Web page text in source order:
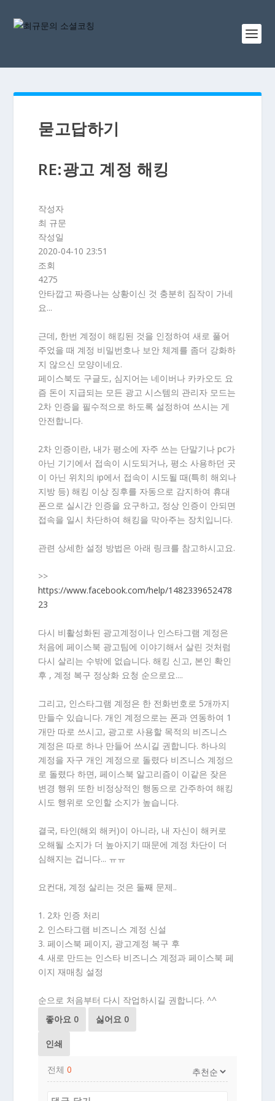
묻고답하기
RE:광고 계정 해킹
작성자
최 규문
작성일
2020-04-10 23:51
조회
4275
안타깝고 짜증나는 상황이신 것 충분히 짐작이 가네
요...
근데, 한번 계정이 해킹된 것을 인정하여 새로 풀어
주었을 때 계정 비밀번호나 보안 체계를 좀더 강화하
지 않으신 모양이네요.
페이스북도 구글도, 심지어는 네이버나 카카오도 요
즘 돈이 지급되는 모든 광고 시스템의 관리자 모드는
2차 인증을 필수적으로 하도록 설정하여 쓰시는 게
안전합니다.
2차 인증이란, 내가 평소에 자주 쓰는 단말기나 pc가
아닌 기기에서 접속이 시도되거나, 평소 사용하던 곳
이 아닌 위치의 ip에서 접속이 시도될 때(특히 해외나
지방 등) 해킹 이상 징후를 자동으로 감지하여 휴대
폰으로 실시간 인증을 요구하고, 정상 인증이 안되면
접속을 일시 차단하여 해킹을 막아주는 장치입니다.
관련 상세한 설정 방법은 아래 링크를 참고하시고요.
>>
https://www.facebook.com/help/1482339652478
23
다시 비활성화된 광고계정이나 인스타그램 계정은
처음에 페이스북 광고팀에 이야기해서 살린 것처럼
다시 살리는 수밖에 없습니다. 해킹 신고, 본인 확인
후 , 계정 복구 정상화 요청 순으로요....
그리고, 인스타그램 계정은 한 전화번호로 5개까지
만들수 있습니다. 개인 계정으로는 폰과 연동하여 1
개만 따로 쓰시고, 광고로 사용할 목적의 비즈니스
계정은 따로 하나 만들어 쓰시길 권합니다. 하나의
계정을 자구 개인 계정으로 돌렸다 비즈니스 계정으
로 돌렸다 하면, 페이스북 알고리즘이 이같은 잦은
변경 행위 또한 비정상적인 행동으로 간주하여 해킹
시도 행위로 오인할 소지가 높습니다.
결국, 타인(해외 해커)이 아니라, 내 자신이 해커로
오해될 소지가 더 높아지기 때문에 계정 차단이 더
심해지는 겁니다... ㅠㅠ
요컨대, 계정 살리는 것은 둘째 문제..
1. 2차 인증 처리
2. 인스타그램 비즈니스 계정 신설
3. 페이스북 페이지, 광고계정 복구 후
4. 새로 만드는 인스타 비즈니스 계정과 페이스북 페
이지 재매칭 설정
순으로 처음부터 다시 작업하시길 권합니다. ^^
좋아요 0 싫어요 0
인쇄
전체0